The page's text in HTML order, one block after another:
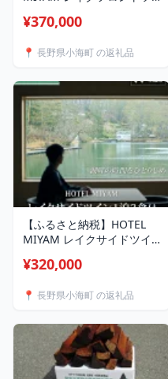
観光 ホテル 宿泊券 長野県
¥370,000
📍 長野県小海町 の返礼品
【ふるさと納税】HOTEL
MIYAM レイクサイドツイ
光 ホテル 宿泊券 長野県小
¥320,000
📍 長野県小海町 の返礼品